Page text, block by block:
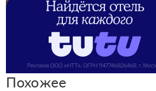
Похожее